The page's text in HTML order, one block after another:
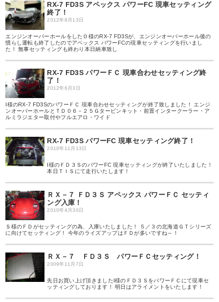
RX-7 FD3S アペックス パワーFC 現車セッティング
終了！
2012年8月13日
エンジンオーバーホールをしたＯ様のRX-7 FD3Sが、エンジンオーバーホール後の
慣らし運転も終了したのでアペックス パワーFCの現車セッティングを行いまし
た！ 無事セッティングも終わり本日納車致し
RX-7 FD3S パワーＦＣ 現車合わせセッティング終
了！
2012年6月3日
I様のRX-7 FD3SのパワーＦＣ 現車合わせセッティングが終了致しました！ エンジ
ンオーバーホールとＴＤ０６－２５Ｇタービンキット・前置インタークーラー・ア
ルミラジエター取付やフルエアロ・ワイド
RX-7 FD3S パワーFC 現車セッティング終了！
2010年11月13日
I様のＦＤ３ＳのパワーFC 現車セッティングが終了いたしました！
本日ＴＩＳにて走行いたします！
ＲＸ－７ ＦＤ３Ｓ アペックス パワーＦＣ セッティ
ング入庫！
2010年4月30日
Ｓ様のＦＤがセッティングの為、入庫いたしました！ ５／３の北海道ＧＴシリーズ
に向けてセッティング！ 今年のライズアップはＦＤが多いですね～！
ＲＸ－７ ＦＤ３Ｓ パワーＦＣセッティング！
2009年11月7日
先日お買い上げ頂きましたI様のＦＤ３ＳをパワーＦＣにて現車セ
ッティングしております！ 明日はアライメントをいたします！